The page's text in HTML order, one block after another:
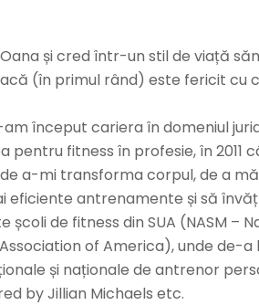
Oana și cred într-un stil de viață
(în primul rând) este fericit cu
am început cariera în domeniul
pentru fitness în profesie, în
a-mi transforma corpul, de a
eficiente antrenamente și să
școli de fitness din SUA (NASM –
of America), unde de-
și naționale de antrenor
by Jillian Michaels etc.